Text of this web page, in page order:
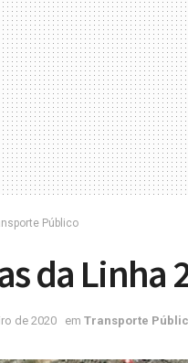
Público
da Linha
de 2020 em Transporte